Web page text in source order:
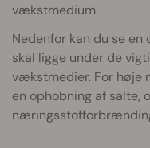
vækstmedium.
Nedenfor kan du se
skal ligge under de
vækstmedier. For høje
en ophobning af salte,